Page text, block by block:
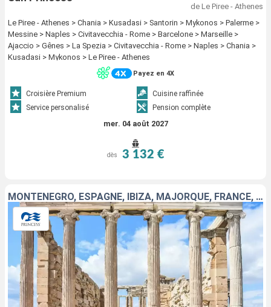
de Le Piree - Athenes
Le Piree - Athenes > Chania > Kusadasi > Santorin > Mykonos > Palerme >
Messine > Naples > Civitavecchia - Rome > Barcelone > Marseille >
Ajaccio > Gênes > La Spezia > Civitavecchia - Rome > Naples > Chania >
Kusadasi > Mykonos > Le Piree - Athenes
Payez en 4X
Croisière Premium
Cuisine raffinée
Service personalisé
Pension complète
mer. 04 août 2027
dès 3 132 €
MONTÉNÉGRO, ESPAGNE, IBIZA, MAJORQUE, FRANCE, ITALIE, GRÈCE, TURQUIE